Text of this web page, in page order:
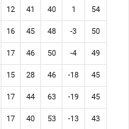
12 41 40 1 54
16 45 48 -3 50
17 46 50 -4 49
15 28 46 -18 45
17 44 63 -19 45
17 40 53 -13 43